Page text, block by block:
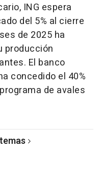
ING espera
del 5% al cierre
de 2025 ha
producción
El banco
concedido el 40%
de avales